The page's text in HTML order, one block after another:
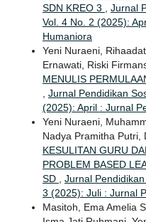
SDN KREO 3
Jurnal
Vol. 4 No. 2 (2025):
Humaniora
Yeni Nuraeni,
Ernawati, Riski
MENULIS
Jurnal Pendidikan
(2025): April : Jurnal
Yeni Nuraeni,
Nadya Pramitha Putri,
KESULITAN GURU
PROBLEM BASED
SD
Jurnal
3 (2025): Juli : Jurnal
Masitoh, Ema Amelia